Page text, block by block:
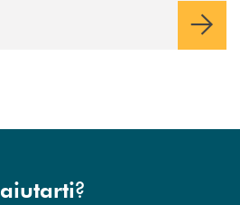
aiutarti?